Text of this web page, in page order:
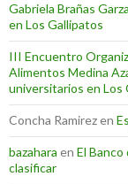
Gabriela Brañas Garza
en Los Gallipatos
III Encuentro
Alimentos Medina
universitarios en Los
Concha Ramirezen
bazahara en El
clasificar